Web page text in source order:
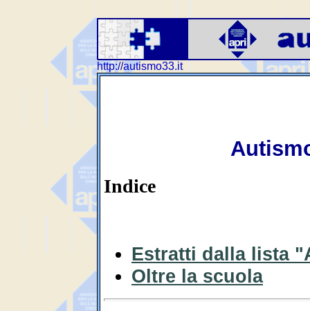
http://autismo33.it
Indice
Estratti dalla lista
Oltre la scuola